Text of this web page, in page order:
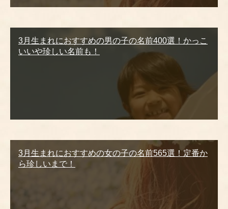
3月生まれにおすすめの男の子の名前400選！かっこ
いいや珍しい名前も！
3月生まれにおすすめの女の子の名前565選！定番か
ら珍しいまで！